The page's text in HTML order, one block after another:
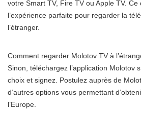
votre Smart TV, Fire TV ou Apple TV. Ce
l’expérience parfaite pour regarder la
l’étranger.
Comment regarder Molotov TV à
Sinon, téléchargez l’application Molotov
choix et signez. Postulez auprès de
d’autres options vous permettant
l’Europe.